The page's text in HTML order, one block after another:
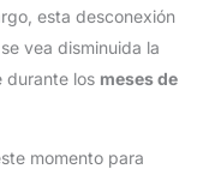
esta desconexión
vea disminuida la
durante los meses de
momento para